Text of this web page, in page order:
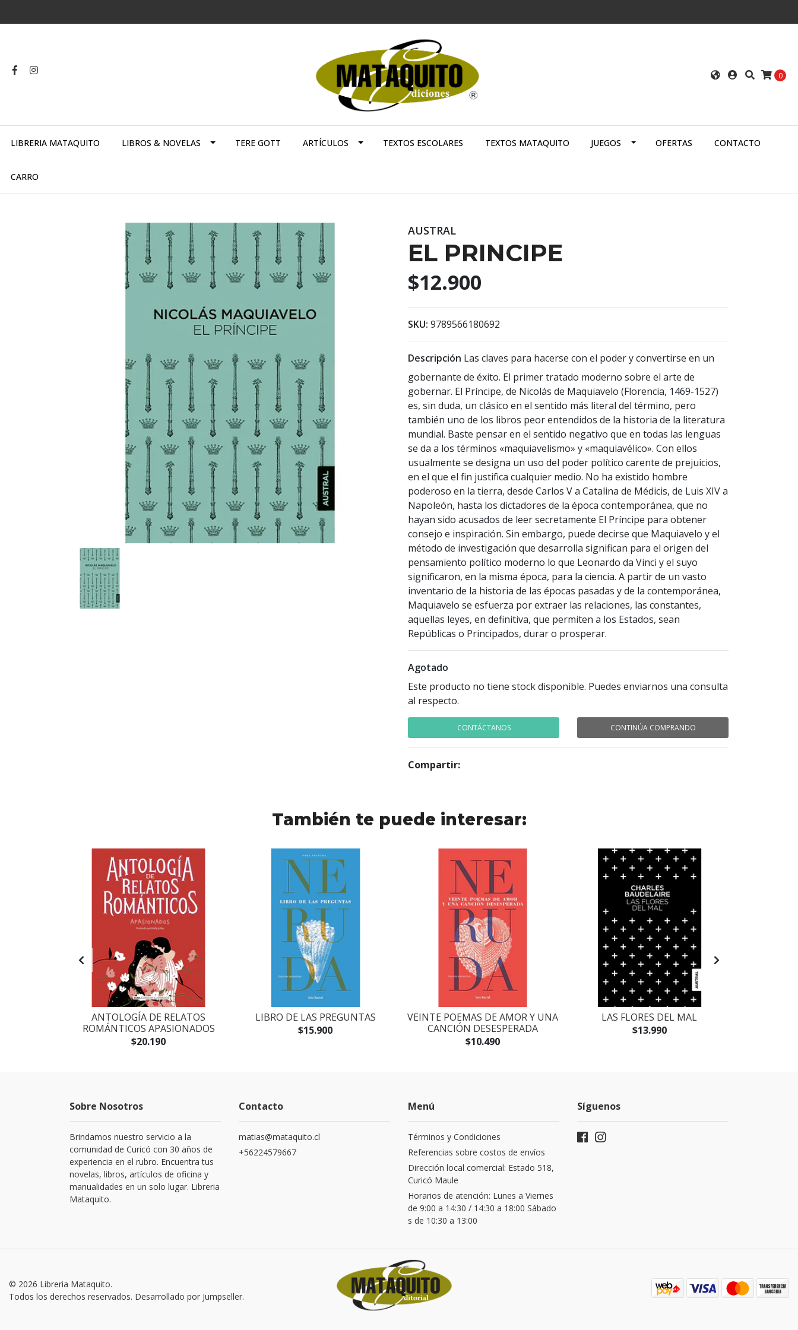
0
LIBRERIA MATAQUITO LIBROS & NOVELAS TERE GOTT ARTÍCULOS TEXTOS ESCOLARES TEXTOS MATAQUITO JUEGOS OFERTAS CONTACTO
CARRO
AUSTRAL
EL PRINCIPE
$12.900
SKU: 9789566180692
Descripción Las claves para hacerse con el poder y convertirse en un
gobernante de éxito. El primer tratado moderno sobre el arte de
gobernar. El Príncipe, de Nicolás de Maquiavelo (Florencia, 1469-1527)
es, sin duda, un clásico en el sentido más literal del término, pero
también uno de los libros peor entendidos de la historia de la literatura
mundial. Baste pensar en el sentido negativo que en todas las lenguas
se da a los términos «maquiavelismo» y «maquiavélico». Con ellos
usualmente se designa un uso del poder político carente de prejuicios,
en el que el fin justifica cualquier medio. No ha existido hombre
poderoso en la tierra, desde Carlos V a Catalina de Médicis, de Luis XIV a
Napoleón, hasta los dictadores de la época contemporánea, que no
hayan sido acusados de leer secretamente El Príncipe para obtener
consejo e inspiración. Sin embargo, puede decirse que Maquiavelo y el
método de investigación que desarrolla significan para el origen del
pensamiento político moderno lo que Leonardo da Vinci y el suyo
significaron, en la misma época, para la ciencia. A partir de un vasto
inventario de la historia de las épocas pasadas y de la contemporánea,
Maquiavelo se esfuerza por extraer las relaciones, las constantes,
aquellas leyes, en definitiva, que permiten a los Estados, sean
Repúblicas o Principados, durar o prosperar.
Agotado
Este producto no tiene stock disponible. Puedes enviarnos una consulta
al respecto.
CONTÁCTANOS CONTINÚA COMPRANDO
Compartir:
También te puede interesar:
ANTOLOGÍA DE RELATOS
ROMÁNTICOS APASIONADOS
$20.190
LIBRO DE LAS PREGUNTAS
$15.900
VEINTE POEMAS DE AMOR Y UNA
CANCIÓN DESESPERADA
$10.490
LAS FLORES DEL MAL
$13.990
Sobre Nosotros
Brindamos nuestro servicio a la
comunidad de Curicó con 30 años de
experiencia en el rubro. Encuentra tus
novelas, libros, artículos de oficina y
manualidades en un solo lugar. Libreria
Mataquito.
Contacto
matias@mataquito.cl
+56224579667
Menú
Términos y Condiciones
Referencias sobre costos de envíos
Dirección local comercial: Estado 518,
Curicó Maule
Horarios de atención: Lunes a Viernes
de 9:00 a 14:30 / 14:30 a 18:00 Sábado
s de 10:30 a 13:00
Síguenos
© 2026 Libreria Mataquito.
Todos los derechos reservados. Desarrollado por Jumpseller.